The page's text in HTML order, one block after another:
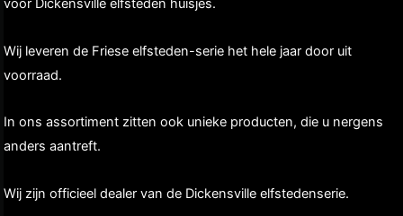
voor Dickensville elfsteden huisjes.
Wij leveren de Friese elfsteden-serie het hele jaar door uit
voorraad.
In ons assortiment zitten ook unieke producten, die u nergens
anders aantreft.
Wij zijn officieel dealer van de Dickensville elfstedenserie.